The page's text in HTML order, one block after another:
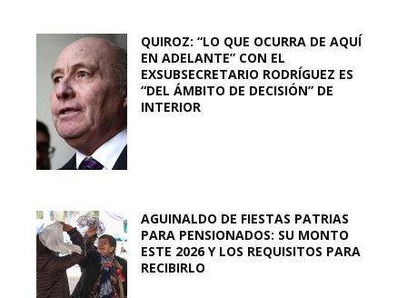
QUIROZ: “LO QUE OCURRA DE AQUÍ
EN ADELANTE” CON EL
EXSUBSECRETARIO RODRÍGUEZ ES
“DEL ÁMBITO DE DECISIÓN” DE
INTERIOR
AGUINALDO DE FIESTAS PATRIAS
PARA PENSIONADOS: SU MONTO
ESTE 2026 Y LOS REQUISITOS PARA
RECIBIRLO